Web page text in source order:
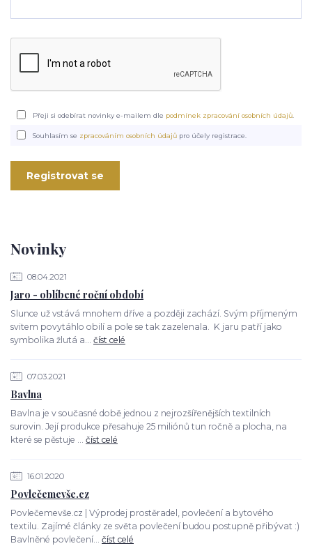
Novinky
08.04.2021
Jaro - oblíbené roční období
Slunce už vstává mnohem dříve a později zachází. Svým příjmeným
svitem povytáhlo obilí a pole se tak zazelenala. K jaru patří jako
symbolika žlutá a... číst celé
07.03.2021
Bavlna
Bavlna je v současné době jednou z nejrozšířenějších textilních
surovin. Její produkce přesahuje 25 miliónů tun ročně a plocha, na
které se pěstuje ... číst celé
16.01.2020
Povlečemevše.cz
Povlečemevše.cz | Výprodej prostěradel, povlečení a bytového
textilu. Zajímé články ze světa povlečení budou postupně přibývat :)
Bavlněné povlečení... číst celé
Přeji si odebírat novinky e-mailem dle podmínek zpracování osobních údajů.
Souhlasím se zpracováním osobních údajůpro účely registrace.
Registrovat se